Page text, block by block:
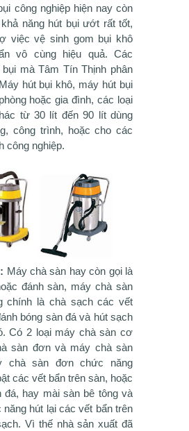
công nghiệp hiện nay còn
năng hút bụi ướt rất tốt,
việc vệ sinh gom bụi khô
vô cùng hiệu quả. Các
mà Tâm Tín Thịnh phân
hút bụi khô, máy hút bụi
hoặc gia đình, các loại
từ 30 lít đến 90 lít dùng
công trình, hoặc cho các
công nghiệp.
Máy chà sàn hay còn gọi là
đánh sàn, máy chà sàn
chính là chà sạch các vết
bóng sàn đá và hút sạch
Có 2 loại máy chà sàn cơ
sàn đơn và máy chà sàn
chà sàn đơn chức năng
các vết bẩn trên sàn, hoặc
đá, hay mài sàn bê tông và
hút lại các vết bẩn trên
Vì thế nhà sản xuất đã